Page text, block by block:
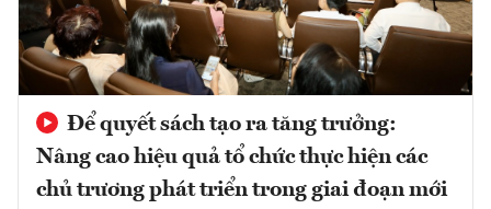
Để quyết sách tạo ra tăng trưởng:
Nâng cao hiệu quả tổ chức thực hiện các
chủ trương phát triển trong giai đoạn mới